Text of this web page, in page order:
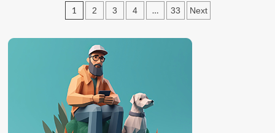
Yazı
1 2 3 4 … 33 Next